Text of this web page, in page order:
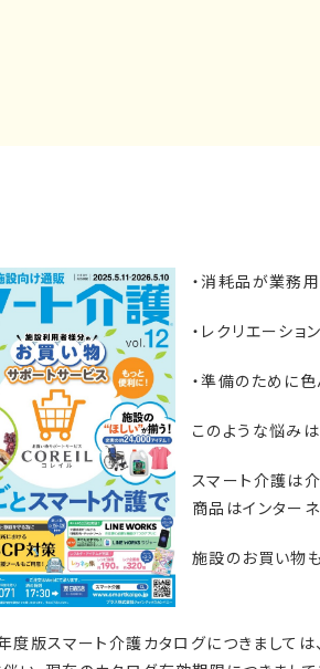
・消耗品が業務
・レクリエーシ
・準備のために
このような悩み
スマート介護は
商品はインター
施設のお買い物
版スマート介護カタログにつきましては